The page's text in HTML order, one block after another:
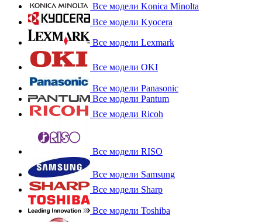
Все модели Konica Minolta
Все модели Kyocera
Все модели Lexmark
Все модели OKI
Все модели Panasonic
Все модели Pantum
Все модели Ricoh
Все модели RISO
Все модели Samsung
Все модели Sharp
Все модели Toshiba